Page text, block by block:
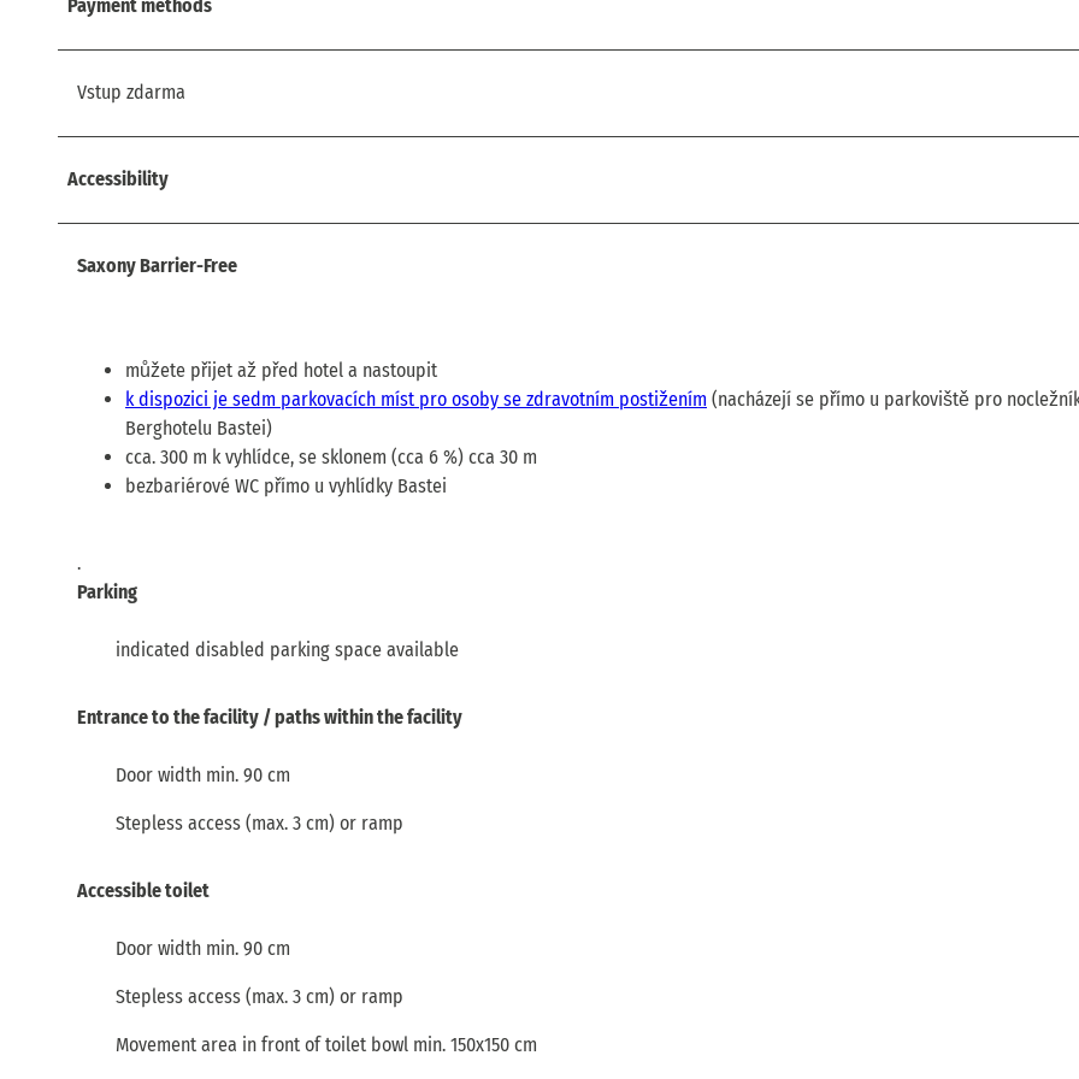
Payment methods
Vstup zdarma
Accessibility
Saxony Barrier-Free
můžete přijet až před hotel a nastoupit
k dispozici je sedm parkovacích míst pro osoby se zdravotním postižením (nacházejí se přímo u parkoviště pro
Berghotelu Bastei)
cca. 300 m k vyhlídce, se sklonem (cca 6 %) cca 30 m
bezbariérové WC přímo u vyhlídky Bastei
.
Parking
indicated disabled parking space available
Entrance to the facility / paths within the facility
Door width min. 90 cm
Stepless access (max. 3 cm) or ramp
Accessible toilet
Door width min. 90 cm
Stepless access (max. 3 cm) or ramp
Movement area in front of toilet bowl min. 150x150 cm